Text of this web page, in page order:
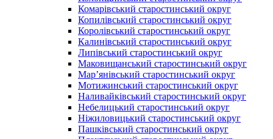
Комарівський старостинський округ
Копилівський старостинський округ
Королівський старостинський округ
Калинівський старостинський округ
Липівський старостинський округ
Маковищанський старостинський округ
Мар’янівський старостинський округ
Мотижинський старостинський округ
Наливайківський старостинський округ
Небелицький старостинський округ
Ніжиловицький старостинський округ
Пашківський старостинський округ